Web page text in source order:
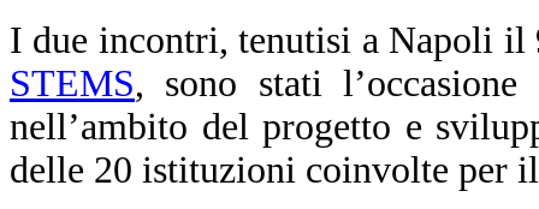
I due incontri, tenutisi a Napoli il
STEMS, sono stati
nell’ambito del progetto e
delle 20 istituzioni coinvolte per